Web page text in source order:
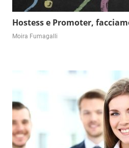
Hostess e Promoter,
Moira Fumagalli